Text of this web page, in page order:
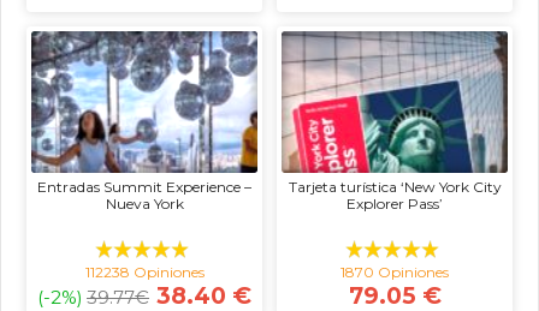
Entradas Summit Experience –
Nueva York
112238 Opiniones
(-2%) 39.77€ 38.40 €
Tarjeta turística ‘New York City
Explorer Pass’
1870 Opiniones
79.05 €